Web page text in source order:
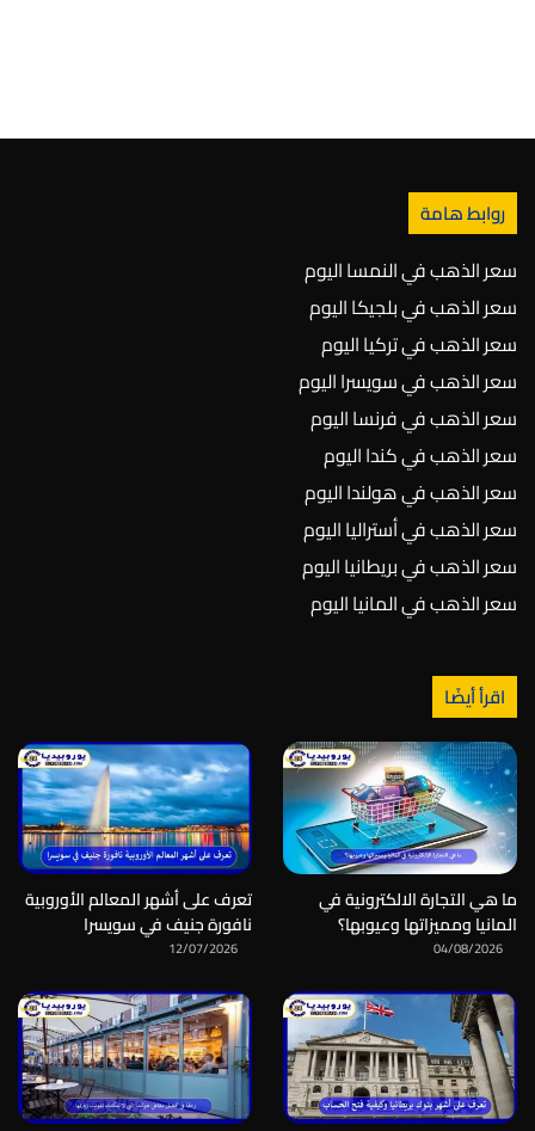
روابط هامة
سعر الذهب في النمسا اليوم
سعر الذهب في بلجيكا اليوم
سعر الذهب في تركيا اليوم
سعر الذهب في سويسرا اليوم
سعر الذهب في فرنسا اليوم
سعر الذهب في كندا اليوم
سعر الذهب في هولندا اليوم
سعر الذهب في أستراليا اليوم
سعر الذهب في بريطانيا اليوم
سعر الذهب في المانيا اليوم
اقرأ أيضًا
ما هي التجارة الالكترونية في
المانيا ومميزاتها وعيوبها؟
04/08/2026
تعرف على أشهر المعالم الأوروبية
نافورة جنيف في سويسرا
12/07/2026